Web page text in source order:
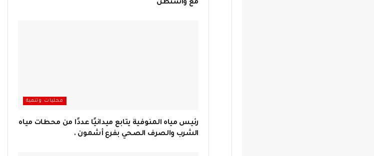
مع واشنطن
محليات وتنمية
رئيس مياه المنوفية يتابع ميدانيًا عددًا من محطات مياه
الشرب والصرف الصحي بفرع أشمون .